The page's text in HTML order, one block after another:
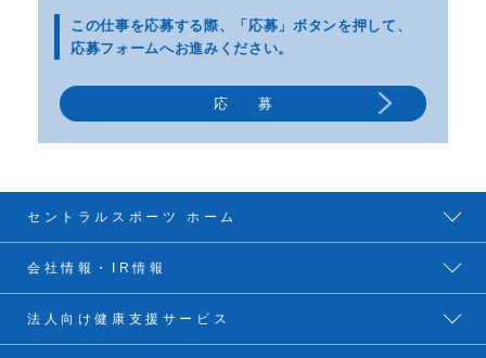
この仕事を応募する際、
「応募」ボタンを押して、
応募フォームへお進みください。
応 募
セントラルスポーツ ホーム
会社情報・IR情報
法人向け健康支援サービス